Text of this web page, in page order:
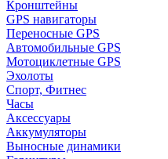
Кронштейны
GPS навигаторы
Переносные GPS
Автомобильные GPS
Мотоциклетные GPS
Эхолоты
Спорт, Фитнес
Часы
Аксессуары
Аккумуляторы
Выносные динамики